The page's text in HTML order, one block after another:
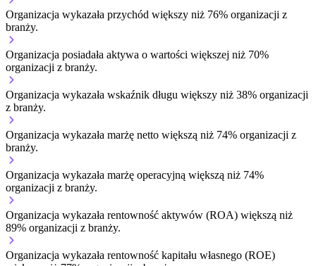
Organizacja wykazała przychód większy niż 76% organizacji z
branży.
Organizacja posiadała aktywa o wartości większej niż 70%
organizacji z branży.
Organizacja wykazała wskaźnik długu większy niż 38% organizacji
z branży.
Organizacja wykazała marżę netto większą niż 74% organizacji z
branży.
Organizacja wykazała marżę operacyjną większą niż 74%
organizacji z branży.
Organizacja wykazała rentowność aktywów (ROA) większą niż
89% organizacji z branży.
Organizacja wykazała rentowność kapitału własnego (ROE)